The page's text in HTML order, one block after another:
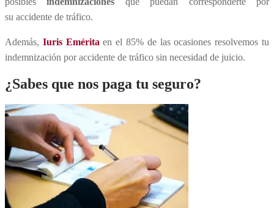
su accidente de tráfico.
Además, Iuris Emérita en el 85% de las ocasiones resolvemos tu
indemnización por accidente de tráfico sin necesidad de juicio.
¿Sabes que nos paga tu seguro?